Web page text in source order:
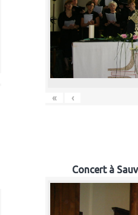
« ‹
Concert à